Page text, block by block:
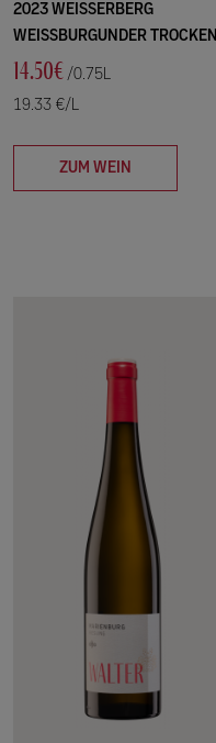
2023 WEISSERBERG
WEISSBURGUNDER TROCKEN
14.50€ /0.75L
19.33 €/L
ZUM WEIN